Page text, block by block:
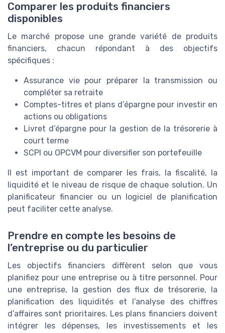
Comparer les produits financiers
disponibles
Le marché propose une grande variété de produits
financiers, chacun répondant à des objectifs
spécifiques :
Assurance vie pour préparer la transmission ou
compléter sa retraite
Comptes-titres et plans d’épargne pour investir en
actions ou obligations
Livret d’épargne pour la gestion de la trésorerie à
court terme
SCPI ou OPCVM pour diversifier son portefeuille
Il est important de comparer les frais, la fiscalité, la
liquidité et le niveau de risque de chaque solution. Un
planificateur financier ou un logiciel de planification
peut faciliter cette analyse.
Prendre en compte les besoins de
l’entreprise ou du particulier
Les objectifs financiers diffèrent selon que vous
planifiez pour une entreprise ou à titre personnel. Pour
une entreprise, la gestion des flux de trésorerie, la
planification des liquidités et l’analyse des chiffres
d’affaires sont prioritaires. Les plans financiers doivent
intégrer les dépenses, les investissements et les